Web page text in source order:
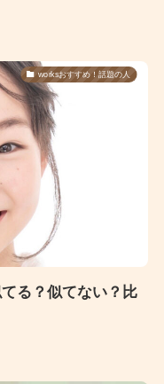
worksおすすめ！話題の人
る？似てない？比